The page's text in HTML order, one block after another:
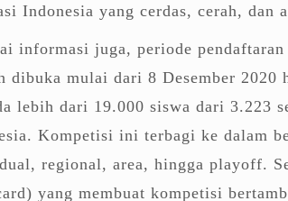
Indonesia yang cerdas, cerah, dan
informasi juga, periode
dibuka mulai dari 8 Desember 2020
lebih dari 19.000 siswa dari 3.223
Kompetisi ini terbagi ke dalam
regional, area, hingga playoff.
yang membuat kompetisi